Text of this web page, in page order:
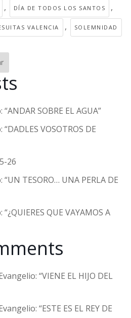
, DÍA DE TODOS LOS SANTOS ,
VALENCIA , SOLEMNIDAD
SOBRE EL AGUA”
VOSOTROS DE
26
TESORO… UNA PERLA DE
QUE VAYAMOS A
“VIENE EL HIJO DEL
“ESTE ES EL REY DE